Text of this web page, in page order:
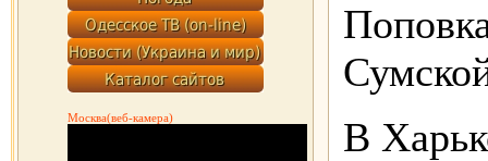
Москва(веб-камера)
В